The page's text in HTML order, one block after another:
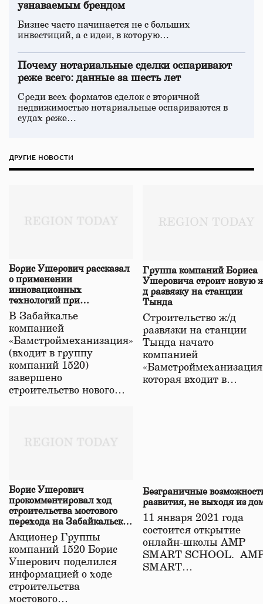
узнаваемым брендом
Бизнес часто начинается не с больших
инвестиций, а с идеи, в которую…
Почему нотариальные сделки оспаривают
реже всего: данные за шесть лет
Среди всех форматов сделок с вторичной
недвижимостью нотариальные оспариваются в
судах реже…
ДРУГИЕ НОВОСТИ
Борис Ушерович рассказал
о применении
инновационных
технологий при
строительстве нового моста
в Забайкалье
В Забайкалье
компанией
«Бамстроймеханизация»
(входит в группу
компаний 1520)
завершено
строительство нового…
Группа компаний Бориса
Ушеровича строит новую
д развязку на станции
Тында
Строительство ж/д
развязки на станции
Тында начато
компанией
которая входит в…
Борис Ушерович
прокомментировал ход
строительства мостового
перехода на Забайкальской
железной дороге
Акционер Группы
компаний 1520 Борис
Ушерович поделился
информацией о ходе
строительства
мостового…
Безграничные
развития, не выходя из
11 января 2021 года
состоится открытие
онлайн-школы АМР
SMART SCHOOL.
SMART…